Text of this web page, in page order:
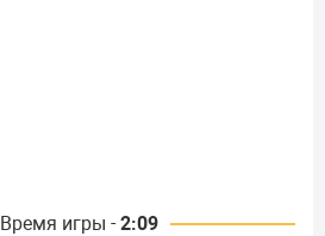
Время игры - 2:09